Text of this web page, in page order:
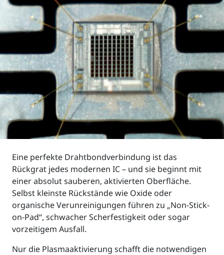
Eine perfekte Drahtbondverbindung ist das
Rückgrat jedes modernen IC – und sie beginnt mit
einer absolut sauberen, aktivierten Oberfläche.
Selbst kleinste Rückstände wie Oxide oder
organische Verunreinigungen führen zu „Non-Stick-
on-Pad“, schwacher Scherfestigkeit oder sogar
vorzeitigem Ausfall.
Nur die Plasmaaktivierung schafft die notwendigen